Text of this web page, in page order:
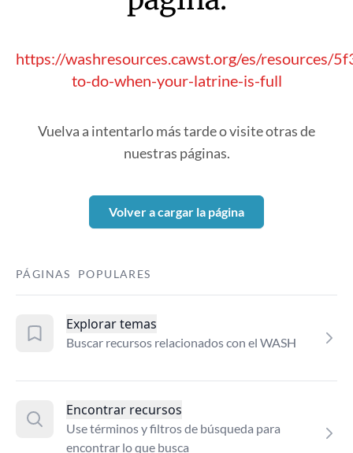
https://washresources.cawst.org/es/resources/
to-do-when-your-latrine-is-full
Vuelva a intentarlo más tarde o visite otras de
nuestras páginas.
Volver a cargar la página
PÁGINAS POPULARES
Explorar temas
Buscar recursos relacionados con el WASH
Encontrar recursos
Use términos y filtros de búsqueda para
encontrar lo que busca